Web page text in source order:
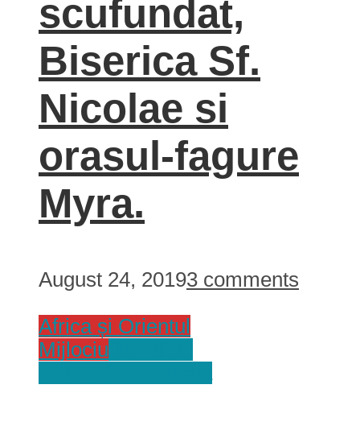
scufundat,
Biserica Sf.
Nicolae si
orasul-fagure
Myra.
August 24, 20193 comments
Africa și Orientul
Mijlociu